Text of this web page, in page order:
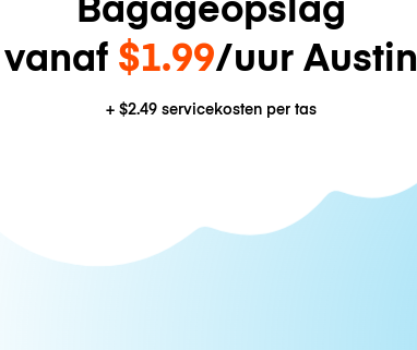
vanaf $1.99/uur Austin
+ $2.49servicekosten per tas